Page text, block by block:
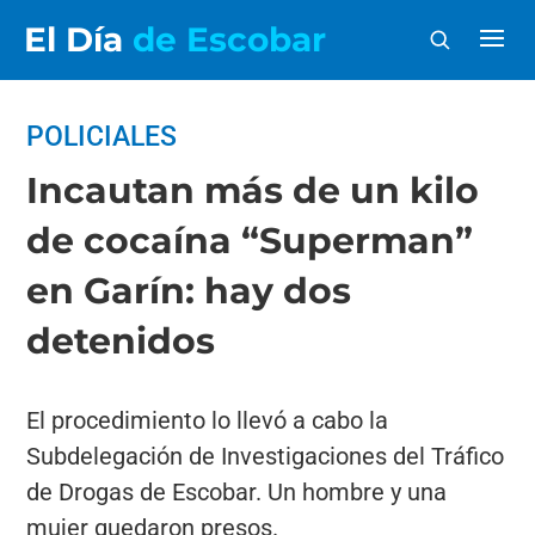
El Día de Escobar
POLICIALES
Incautan más de un kilo
de cocaína “Superman”
en Garín: hay dos
detenidos
El procedimiento lo llevó a cabo la
Subdelegación de Investigaciones del Tráfico
de Drogas de Escobar. Un hombre y una
mujer quedaron presos.